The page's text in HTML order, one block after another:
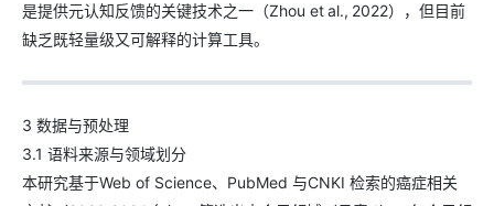
是提供元认知反馈的关键技术之一（Zhou et al., 2022），但目前
缺乏既轻量级又可解释的计算工具。
3 数据与预处理
3.1 语料来源与领域划分
本研究基于Web of Science、PubMed 与CNKI 检索的癌症相关